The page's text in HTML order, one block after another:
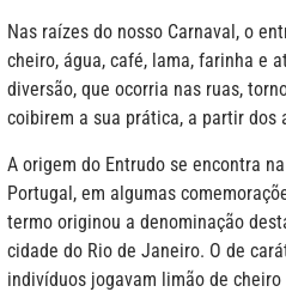
Nas raízes do nosso Carnaval, o
cheiro, água, café, lama, farinha e
diversão, que ocorria nas ruas,
coibirem a sua prática, a partir dos
A origem do Entrudo se encontra
Portugal, em algumas
termo originou a denominação
cidade do Rio de Janeiro. O de
indivíduos jogavam limão de